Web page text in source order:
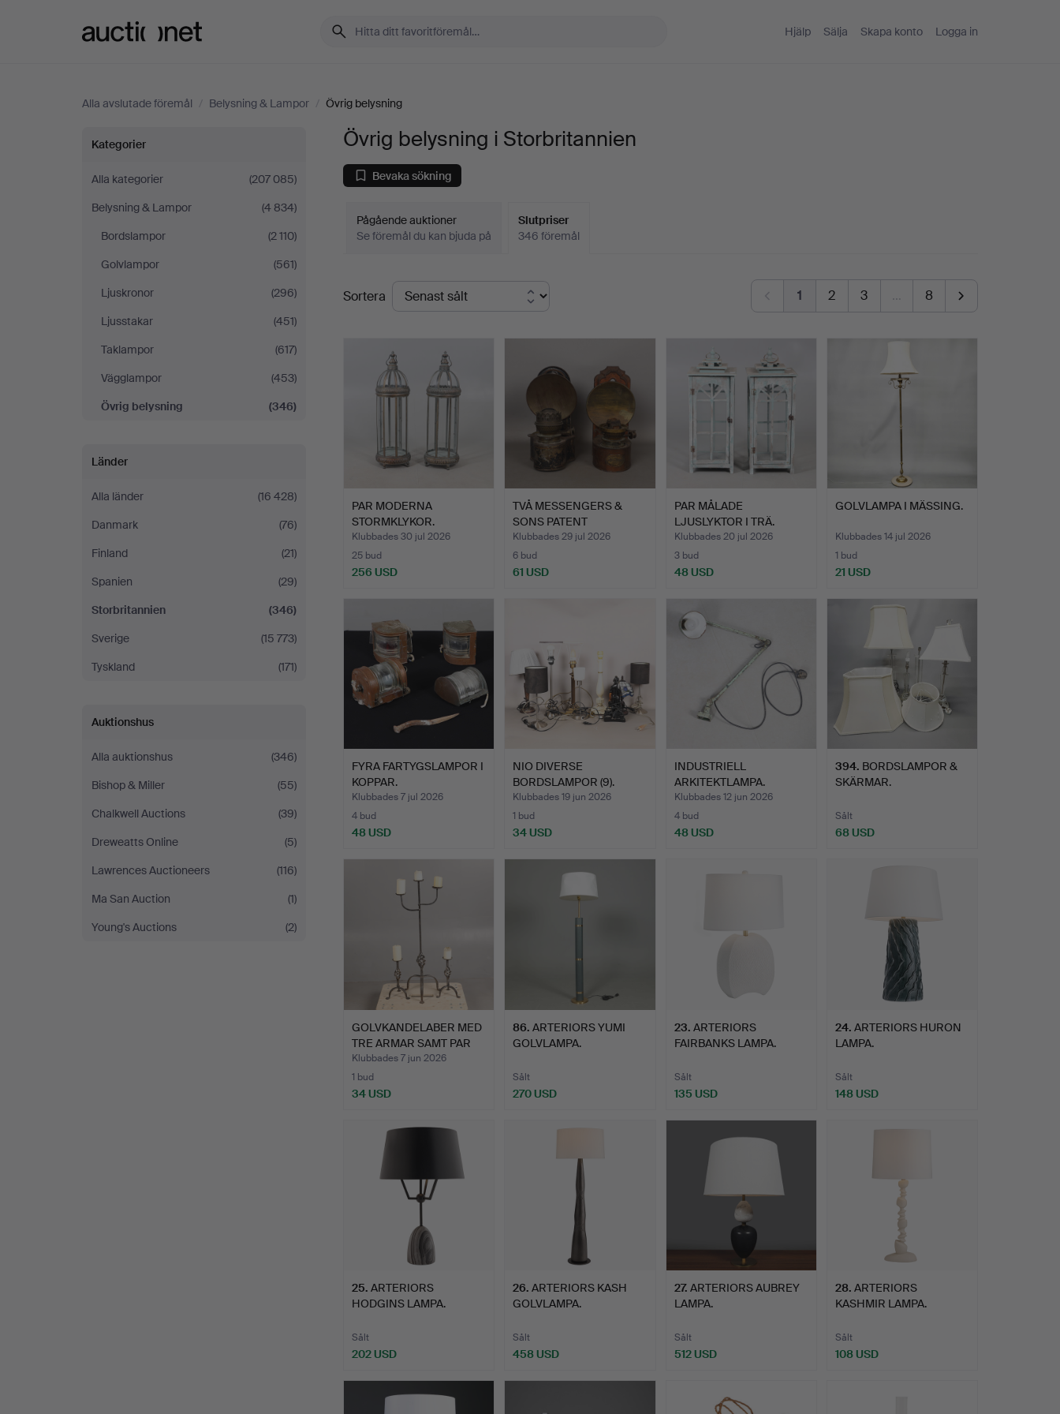
Hjälp Sälja Skapa konto Logga in
Alla avslutade föremål / Belysning & Lampor / Övrig belysning
Övrig
belysning
Storbritannien
Kategorier
Alla kategorier
(207 085)
Belysning & Lampor
(4 834)
Bordslampor
(2 110)
Golvlampor
(561)
Ljuskronor
(296)
Ljusstakar
(451)
Taklampor
(617)
Vägglampor
(453)
Övrig belysning
(346)
Länder
Alla länder
(16 428)
Danmark
(76)
Finland
(21)
Spanien
(29)
Storbritannien
(346)
Sverige
(15 773)
Tyskland
(171)
Auktionshus
Alla auktionshus
(346)
Bishop & Miller
(55)
Chalkwell Auctions
(39)
Dreweatts Online
(5)
Lawrences Auctioneers
(116)
Ma San Auction
(1)
Young's Auctions
(2)
Övrig belysning i Storbritannien
Bevaka sökning
Pågående auktioner
Se föremål du kan bjuda på
Slutpriser
346 föremål
Slutpriser
Sortera 1 2 3 … 8
PAR MODERNA
STORMKLYKOR.
Klubbades 30 jul 2026
25 bud
256 USD
TVÅ MESSENGERS &
SONS PATENT
TOLEWARE-LAMP…
Klubbades 29 jul 2026
6 bud
61 USD
PAR MÅLADE
LJUSLYKTOR I TRÄ.
Klubbades 20 jul 2026
3 bud
48 USD
GOLVLAMPA I MÄSSING.
Klubbades 14 jul 2026
1 bud
21 USD
FYRA FARTYGSLAMPOR I
KOPPAR.
Klubbades 7 jul 2026
4 bud
48 USD
NIO DIVERSE
BORDSLAMPOR (9).
Klubbades 19 jun 2026
1 bud
34 USD
INDUSTRIELL
ARKITEKTLAMPA.
Klubbades 12 jun 2026
4 bud
48 USD
394. BORDSLAMPOR &
SKÄRMAR.
Sålt
68 USD
GOLVKANDELABER MED
TRE ARMAR SAMT PAR
LJUS…
Klubbades 7 jun 2026
1 bud
34 USD
86. ARTERIORS YUMI
GOLVLAMPA.
Sålt
270 USD
23. ARTERIORS
FAIRBANKS LAMPA.
Sålt
135 USD
24. ARTERIORS HURON
LAMPA.
Sålt
148 USD
25. ARTERIORS
HODGINS LAMPA.
Sålt
202 USD
26. ARTERIORS KASH
GOLVLAMPA.
Sålt
458 USD
27. ARTERIORS AUBREY
LAMPA.
Sålt
512 USD
28. ARTERIORS
KASHMIR LAMPA.
Sålt
108 USD